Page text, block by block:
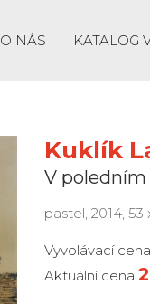
O NÁS KATALOG
Kuklík
V
pastel, 2014,
Vyvolávací cena
Aktuální cena